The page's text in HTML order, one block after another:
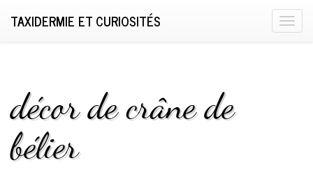
T
TAXIDERMIE ET CURIOSITÉS
décor de crâne de
bélier